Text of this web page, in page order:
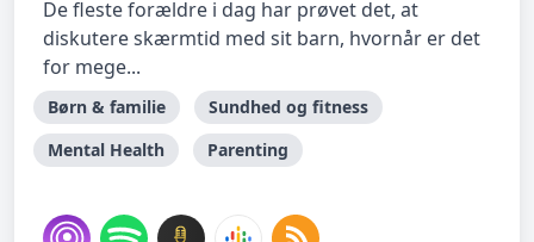
De fleste forældre i dag har prøvet det, at
diskutere skærmtid med sit barn, hvornår er det
for mege...
Børn & familie
Sundhed og fitness
Mental Health
Parenting